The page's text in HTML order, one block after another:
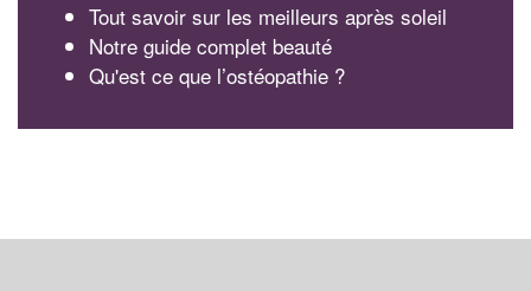
Tout savoir sur les meilleurs après soleil
Notre guide complet beauté
Qu'est ce que l’ostéopathie ?